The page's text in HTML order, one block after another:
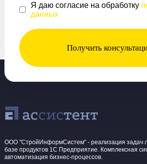
Я даю согласие на обработку
данных
Получить
ООО "СтройИнформСистем" - реализация задач
базе продуктов 1С Предприятие. Комплексная
автоматизация бизнес-процессов.